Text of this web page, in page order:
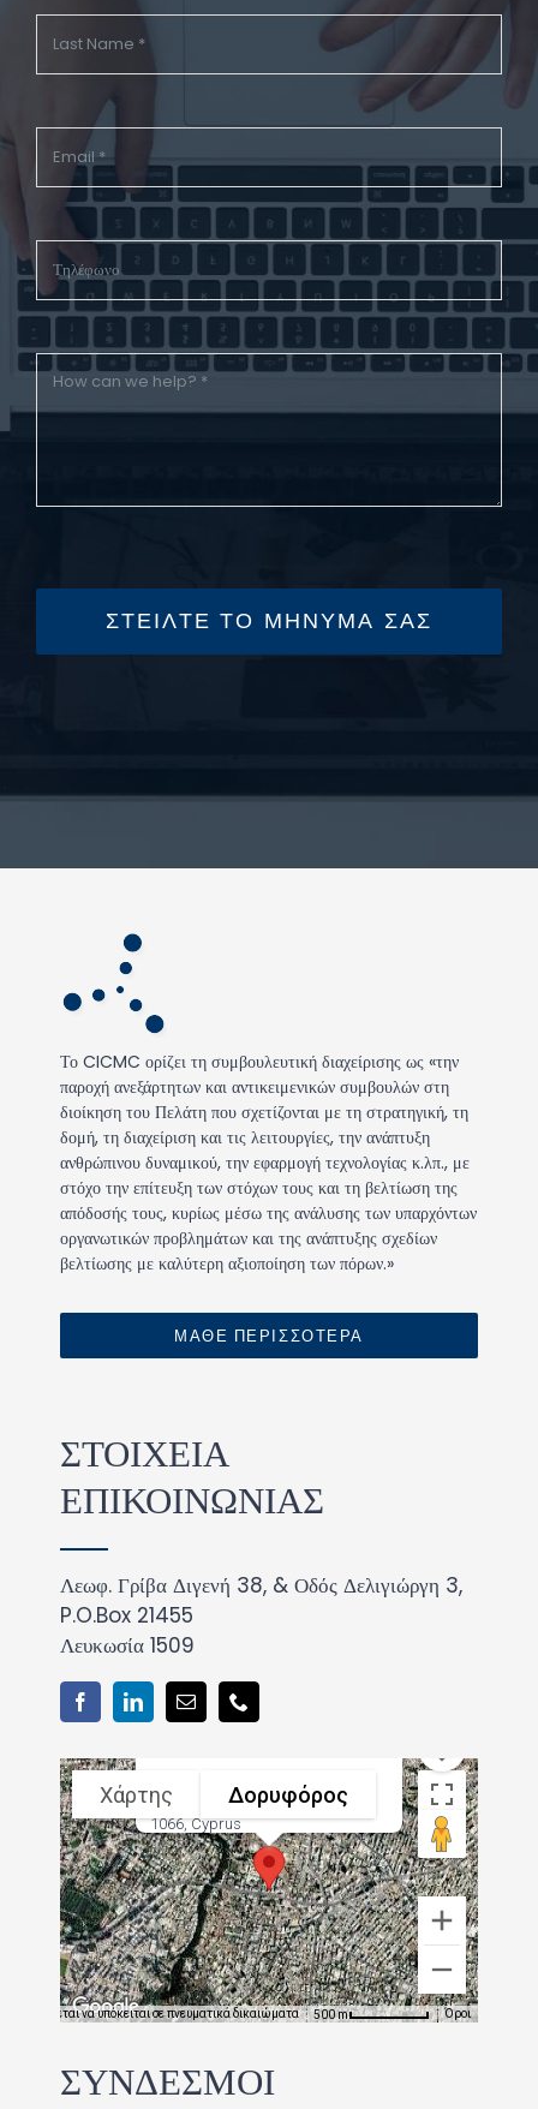
ΣΤΕΙΛΤΕ ΤΟ ΜΗΝΥΜΑ ΣΑΣ
Το CICMC ορίζει τη συμβουλευτική διαχείρισης ως «την
παροχή ανεξάρτητων και αντικειμενικών συμβουλών στη
διοίκηση του Πελάτη που σχετίζονται με τη στρατηγική, τη
δομή, τη διαχείριση και τις λειτουργίες, την ανάπτυξη
ανθρώπινου δυναμικού, την εφαρμογή τεχνολογίας κ.λπ., με
στόχο την επίτευξη των στόχων τους και τη βελτίωση της
απόδοσής τους, κυρίως μέσω της ανάλυσης των υπαρχόντων
οργανωτικών προβλημάτων και της ανάπτυξης σχεδίων
βελτίωσης με καλύτερη αξιοποίηση των πόρων.»
ΜΑΘΕ ΠΕΡΙΣΣΟΤΕΡΑ
ΣΤΟΙΧΕΙΑ
ΕΠΙΚΟΙΝΩΝΙΑΣ
Λεωφ. Γρίβα Διγενή 38, & Οδός Δελιγιώργη 3,
P.O.Box 21455
Λευκωσία 1509
38 Georgiou Griva Digeni, Nicosia
1066, Cyprus
Χάρτης Δορυφόρος
ενδέχεται να υπόκειται σε πνευματικά δικαιώματα 500 m Όροι
ΣΥΝΔΕΣΜΟΙ